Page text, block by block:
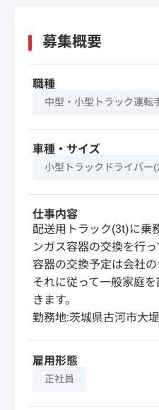
募集概要
職種
中型・小型トラック運転
車種・サイズ
小型トラックドライバー
仕事内容
配送用トラック(3t)に乗
ンガス容器の交換を行っ
容器の交換予定は会社の
それに従って一般家庭
きます。
勤務地:茨城県古河市大
雇用形態
正社員